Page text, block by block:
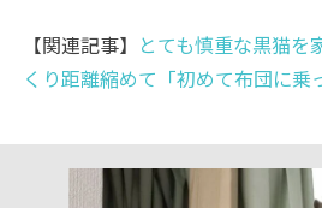
【関連記事】 とても慎重な黒猫
くり距離縮めて「初めて布団に乗